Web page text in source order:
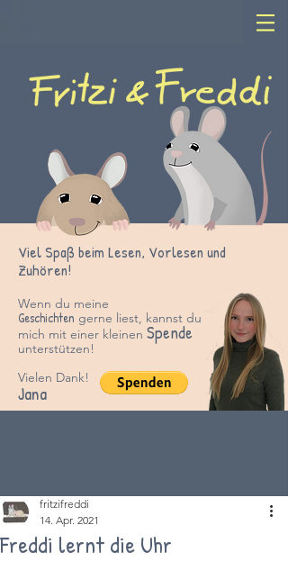
Viel Spaß beim Lesen, Vorlesen und
Zuhören!
Wenn du meine
Geschichten gerne liest, kannst du
mich mit einer kleinen Spende
unterstützen!
Vielen Dank!
Jana
Freddi lernt die Uhr
fritzifreddi
14. Apr. 2021